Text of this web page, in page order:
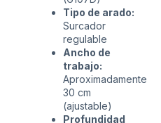
Tipo de arado:
Surcador
regulable
Ancho de
trabajo:
Aproximadamente
30 cm
(ajustable)
Profundidad